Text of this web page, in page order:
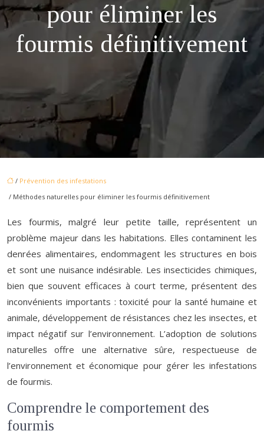
pour éliminer les
fourmis définitivement
/ Prévention des infestations
/ Méthodes naturelles pour éliminer les fourmis définitivement
Les fourmis, malgré leur petite taille, représentent un
problème majeur dans les habitations. Elles contaminent les
denrées alimentaires, endommagent les structures en bois
et sont une nuisance indésirable. Les insecticides chimiques,
bien que souvent efficaces à court terme, présentent des
inconvénients importants : toxicité pour la santé humaine et
animale, développement de résistances chez les insectes, et
impact négatif sur l’environnement. L’adoption de solutions
naturelles offre une alternative sûre, respectueuse de
l’environnement et économique pour gérer les infestations
de fourmis.
Comprendre le comportement des
fourmis